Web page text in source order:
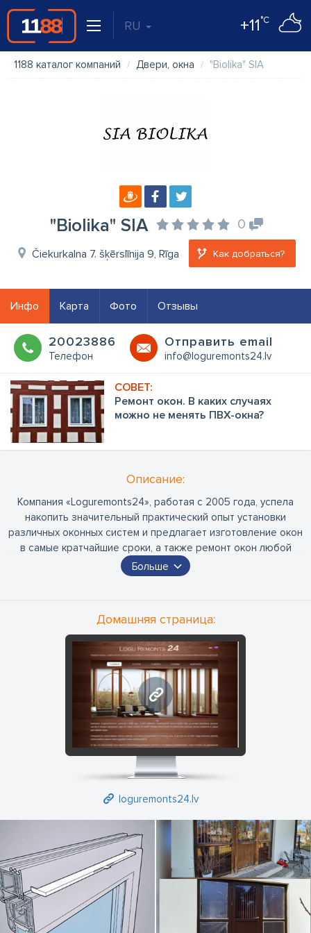
RU +11°C
1188 каталог компаний Двери, окна "Biolika" SIA
"Biolika" SIA 0
Čiekurkalna 7. šķērslīnija 9, Rīga Как добраться?
Инфо Карта Фото Отзывы
20023886
Телефон
Oтправить email
info@loguremonts24.lv
Ремонт окон. В каких случаях
можно не менять ПВХ-окна?
Oписание:
Компания «Loguremonts24», работая с 2005 года, успела
накопить значительный практический опыт установки
различных оконных систем и предлагает изготовление окон
в самые кратчайшие сроки, а также ремонт окон любой
сложности.
труда выяснить причину плохой работы вашего окна и
удалить любые неисправности в кратчайшие сроки.
Пластиковые окна гораздо герметичнее и прочнее
деревянных окон, но со временем даже они изнашиваются.
Если вы заметили, что окно уже не закрывается герметично,
создавая сквозняк, звукоизоляция становится слабее, пора
звать мастера! Возможно, причиной является
незначительное повреждение, и перерегулирование
обычной фурнитуры может решить проблему.
Наши специалисты диагностируют повреждение. Честное
отношение к клиенту является принципом нашего
предприятия, это могут подтвердить отзывы наших
клиентов, с которыми Вы можете ознакомиться в разделе
«отзывы». Всем выполненным работам выдается гарантия.
Из наиболее часто встречающихся проблем можно
выделить такие как:
Больше
Домашняя страница:
loguremonts24.lv
loguremonts24.lv